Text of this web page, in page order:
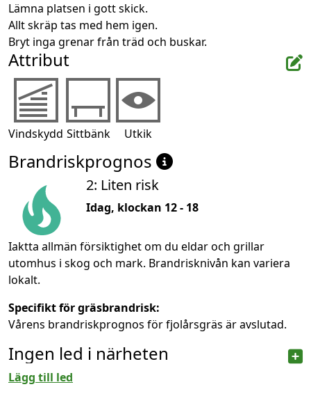
Lämna platsen i gott skick.
Allt skräp tas med hem igen.
Bryt inga grenar från träd och buskar.
Attribut
Vindskydd Sittbänk Utkik
Brandriskprognos
2: Liten risk
Idag, klockan 12 - 18
Iaktta allmän försiktighet om du eldar och grillar
utomhus i skog och mark. Brandrisknivån kan variera
lokalt.
Specifikt för gräsbrandrisk:
Vårens brandriskprognos för fjolårsgräs är avslutad.
Ingen led i närheten
Lägg till led